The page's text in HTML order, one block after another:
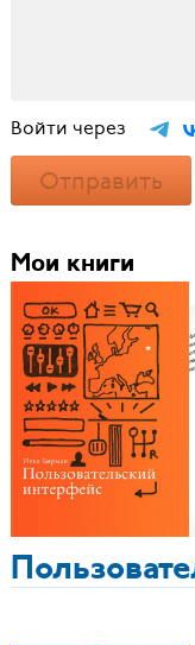
Войти через
Отправить
Мои книги